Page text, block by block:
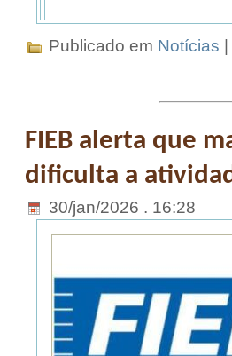
Publicado em Notícias |
FIEB alerta que
dificulta a
30/jan/2026 . 16:28